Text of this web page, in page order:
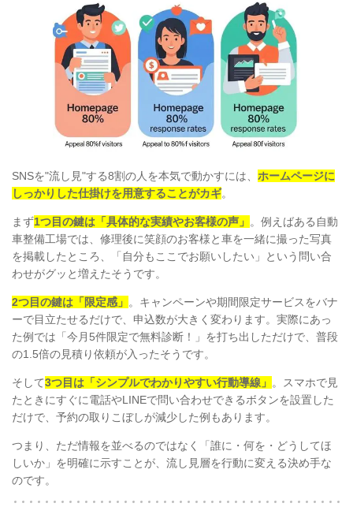
SNSを"流し見"する8割の人を本気で動かすには、 ホームページに
しっかりした仕掛けを用意することがカギ。
まず1つ目の鍵は「具体的な実績やお客様の声」 。例えばある自動
車整備工場では、修理後に笑顔のお客様と車を一緒に撮った写真
を掲載したところ、「自分もここでお願いしたい」という問い合
わせがグッと増えたそうです。
2つ目の鍵は「限定感」 。キャンペーンや期間限定サービスをバナ
ーで目立たせるだけで、申込数が大きく変わります。実際にあっ
た例では「今月5件限定で無料診断！」を打ち出しただけで、普段
の1.5倍の見積り依頼が入ったそうです。
そして3つ目は「シンプルでわかりやすい行動導線」 。スマホで見
たときにすぐに電話やLINEで問い合わせできるボタンを設置した
だけで、予約の取りこぼしが減少した例もあります。
つまり、ただ情報を並べるのではなく「誰に・何を・どうしてほ
しいか」を明確に示すことが、流し見層を行動に変える決め手な
のです。